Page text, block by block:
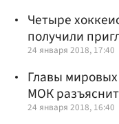
Четыре
получили
24 января 2018, 17:40
Главы
МОК
24 января 2018, 16:40